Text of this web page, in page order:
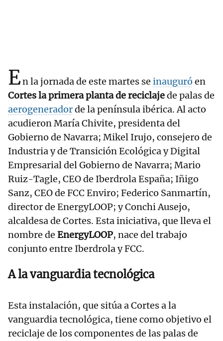
En la jornada de este martes se inauguró en
Cortes la primera planta de reciclajede palas de
aerogeneradorde la península ibérica. Al acto
acudieron María Chivite, presidenta del
Gobierno de Navarra; Mikel Irujo, consejero de
Industria y de Transición Ecológica y Digital
Empresarial del Gobierno de Navarra; Mario
Ruiz-Tagle, CEO de Iberdrola España; Iñigo
Sanz, CEO de FCC Enviro; Federico Sanmartín,
director de EnergyLOOP; y Conchi Ausejo,
alcaldesa de Cortes. Esta iniciativa, que lleva el
nombre de EnergyLOOP, nace del trabajo
conjunto entre Iberdrola y FCC.
A la vanguardia tecnológica
Esta instalación, que sitúa a Cortes a la
vanguardia tecnológica, tiene como objetivo el
reciclaje de los componentes de las palas de